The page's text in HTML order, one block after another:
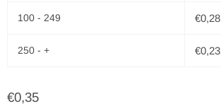
100 - 249 €0,28
250 - + €0,23
€0,35